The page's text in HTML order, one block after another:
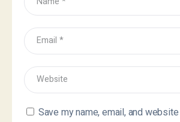
Save my name, email, and